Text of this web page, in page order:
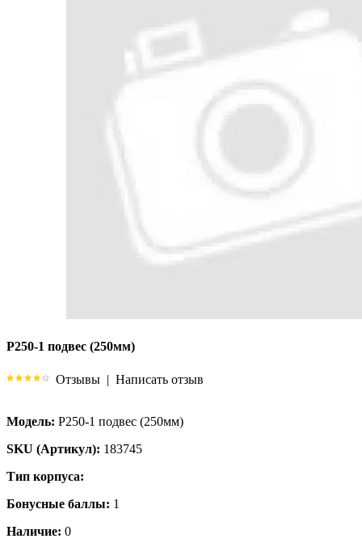
Р250-1 подвес (250мм)
Отзывы | Написать отзыв
Модель: Р250-1 подвес (250мм)
SKU (Артикул): 183745
Тип корпуса:
Бонусные баллы: 1
Наличие: 0